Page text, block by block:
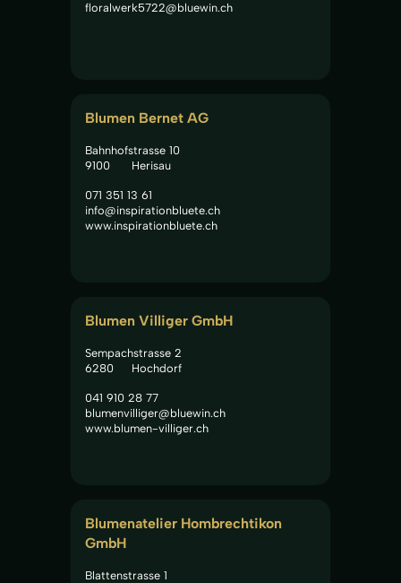
floralwerk5722@bluewin.ch
Blumen Bernet AG
Bahnhofstrasse 10
9100
Herisau
071 351 13 61
info@inspirationbluete.ch
www.inspirationbluete.ch
Blumen Villiger GmbH
Sempachstrasse 2
6280
Hochdorf
041 910 28 77
blumenvilliger@bluewin.ch
www.blumen-villiger.ch
Blumenatelier Hombrechtikon
GmbH
Blattenstrasse 1